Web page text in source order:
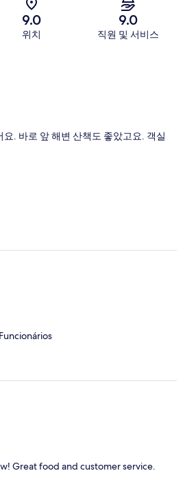
9.0
위치
9.0
직원 및 서비스
. 바로 앞 해변 산책도 좋았고요. 객실
Great food and customer service.